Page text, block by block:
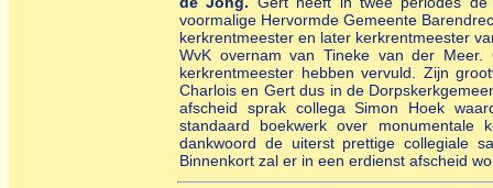
voormalige Hervormde Gemeente
kerkrentmeester en later kerkrentmeester
WvK overnam van Tineke van der Meer.
kerkrentmeester hebben vervuld. Zijn
Charlois en Gert dus in de
afscheid sprak collega Simon Hoek
standaard boekwerk over monumentale
dankwoord de uiterst prettige collegiale
Binnenkort zal er in een erdienst afscheid